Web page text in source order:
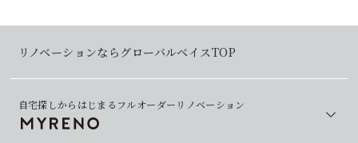
リノベーションならグローバルベイスTOP
自宅探しからはじまるフルオーダーリノベーション